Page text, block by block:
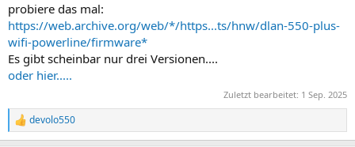
probiere das mal:
https://web.archive.org/web/*/https...ts/hnw/dlan-550-plus-
wifi-powerline/firmware*
Es gibt scheinbar nur drei Versionen....
oder hier.....
Zuletzt bearbeitet: 1 Sep. 2025
R
e
devolo550